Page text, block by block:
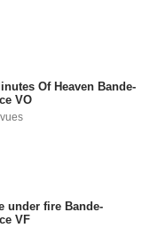
Of Heaven Bande-
VO
under fire Bande-
VF